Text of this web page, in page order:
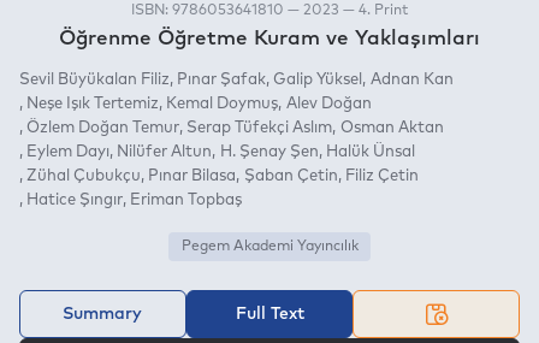
ISBN: 9786053641810 — 2023 — 4. Print
Öğrenme Öğretme Kuram ve Yaklaşımları
Sevil Büyükalan Filiz Pınar Şafak Galip Yüksel
Adnan Kan
Neşe Işık Tertemiz
Kemal Doymuş Alev Doğan
Özlem Doğan Temur Serap Tüfekçi Aslım
Osman Aktan
Eylem Dayı
Nilüfer Altun H. Şenay Şen
Halük Ünsal
Zühal Çubukçu
Pınar Bilasa Şaban Çetin
Filiz Çetin
Hatice Şıngır
Eriman Topbaş
Pegem Akademi Yayıncılık
Summary Full Text